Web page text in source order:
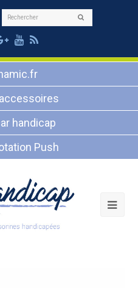
Rechercher
Google
Plus
Youtube
RSS
handicap
Push